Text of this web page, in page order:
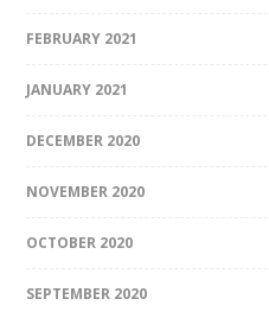
FEBRUARY 2021
JANUARY 2021
DECEMBER 2020
NOVEMBER 2020
OCTOBER 2020
SEPTEMBER 2020